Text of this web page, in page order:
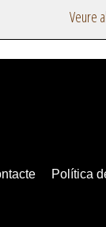
Veure
Política